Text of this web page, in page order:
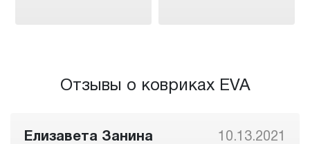
Отзывы о ковриках EVA
Елизавета Занина 10.13.2021